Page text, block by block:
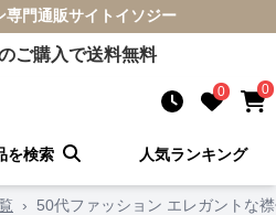
専門通販サイト イソジー
ご購入で送料無料
0 0
を検索 人気ランキング
› 50代ファッション エレガントな